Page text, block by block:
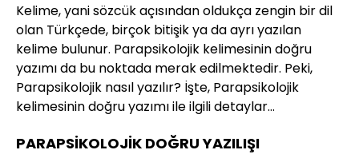
Kelime, yani sözcük açısından oldukça zengin bir dil
olan Türkçede, birçok bitişik ya da ayrı yazılan
kelime bulunur. Parapsikolojik kelimesinin doğru
yazımı da bu noktada merak edilmektedir. Peki,
Parapsikolojik nasıl yazılır? İşte, Parapsikolojik
kelimesinin doğru yazımı ile ilgili detaylar…
PARAPSİKOLOJİK DOĞRU YAZILIŞI